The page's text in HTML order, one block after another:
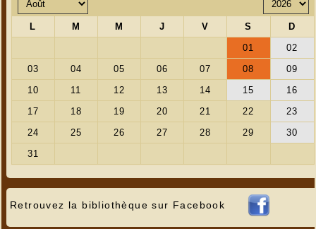
Retrouvez la bibliothèque sur Facebook